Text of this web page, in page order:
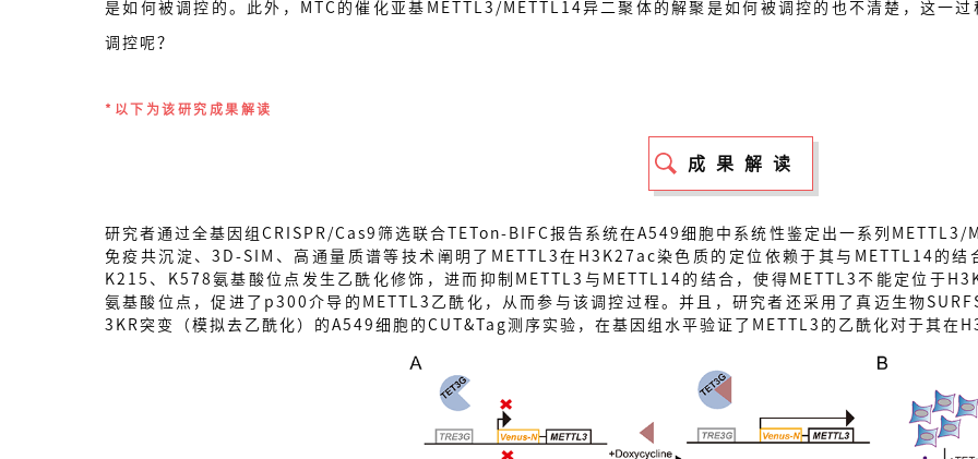
是如何被调控的。此外，MTC的催化亚基METTL3/METTL14异二聚体的解聚是如何被调控的也不清楚，这一
调控呢？
*以下为该研究成果解读
成果解读
研究者通过全基因组CRISPR/Cas9筛选联合TETon-BIFC报告系统在A549细胞中系统性鉴定出一系列METTL3/
免疫共沉淀、3D-SIM、高通量质谱等技术阐明了METTL3在H3K27ac染色质的定位依赖于其与METTL14的
K215、K578氨基酸位点发生乙酰化修饰，进而抑制METTL3与METTL14的结合，使得METTL3不能定位于
氨基酸位点，促进了p300介导的METTL3乙酰化，从而参与该调控过程。并且，研究者还采用了真迈生物
3KR突变（模拟去乙酰化）的A549细胞的CUT&Tag测序实验，在基因组水平验证了METTL3的乙酰化对于其在